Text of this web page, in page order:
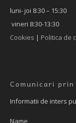
luni- joi 8:30 – 15:30
vineri 8:30-13:30
Cookies | Politica de
Comunicari
Informatii de inters
Name